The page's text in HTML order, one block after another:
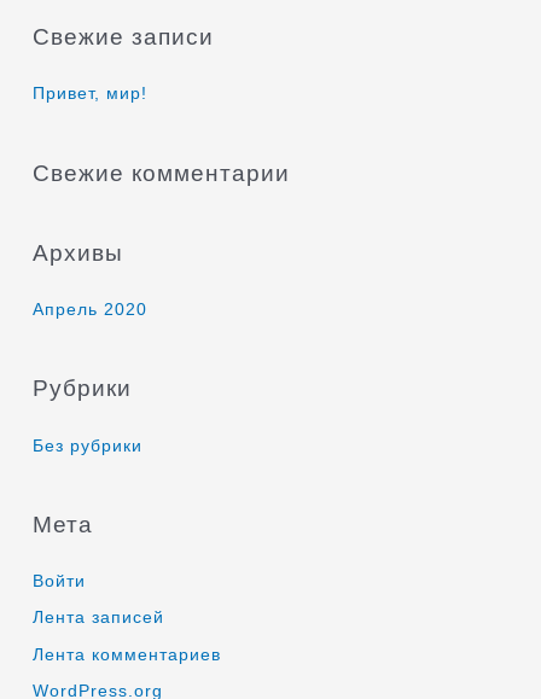
с
Свежие записи
Привет, мир!
Свежие комментарии
Архивы
Апрель 2020
Рубрики
Без рубрики
Мета
Войти
Лента записей
Лента комментариев
WordPress.org